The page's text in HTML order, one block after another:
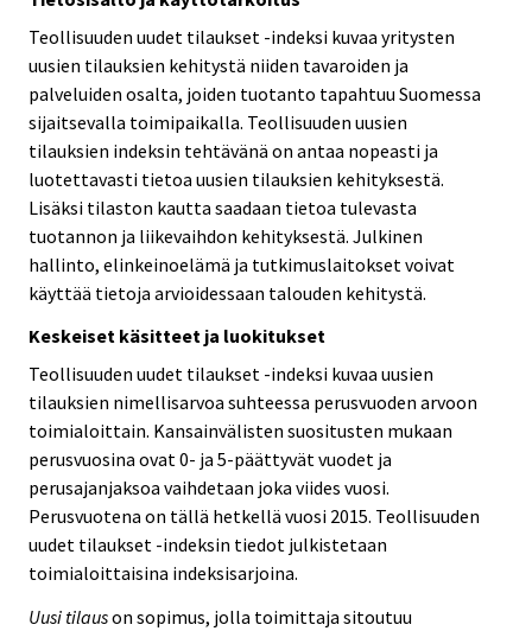
Teollisuuden uudet tilaukset -indeksi kuvaa yritysten
uusien tilauksien kehitystä niiden tavaroiden ja
palveluiden osalta, joiden tuotanto tapahtuu Suomessa
sijaitsevalla toimipaikalla. Teollisuuden uusien
tilauksien indeksin tehtävänä on antaa nopeasti ja
luotettavasti tietoa uusien tilauksien kehityksestä.
Lisäksi tilaston kautta saadaan tietoa tulevasta
tuotannon ja liikevaihdon kehityksestä. Julkinen
hallinto, elinkeinoelämä ja tutkimuslaitokset voivat
käyttää tietoja arvioidessaan talouden kehitystä.
Keskeiset käsitteet ja luokitukset
Teollisuuden uudet tilaukset -indeksi kuvaa uusien
tilauksien nimellisarvoa suhteessa perusvuoden arvoon
toimialoittain. Kansainvälisten suositusten mukaan
perusvuosina ovat 0- ja 5-päättyvät vuodet ja
perusajanjaksoa vaihdetaan joka viides vuosi.
Perusvuotena on tällä hetkellä vuosi 2015. Teollisuuden
uudet tilaukset -indeksin tiedot julkistetaan
toimialoittaisina indeksisarjoina.
Uusi tilauson sopimus, jolla toimittaja sitoutuu